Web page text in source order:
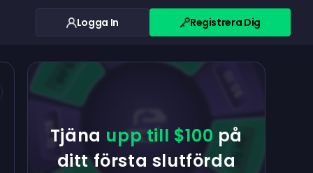
Logga In Registrera Dig
Tjäna upp till $100 på
ditt första slutförda
$0.10
$5.00
$0.10 $5.00
$5.00